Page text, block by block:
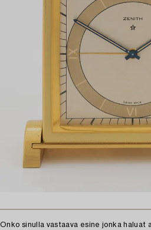
Onko sinulla vastaava esine jonka haluat